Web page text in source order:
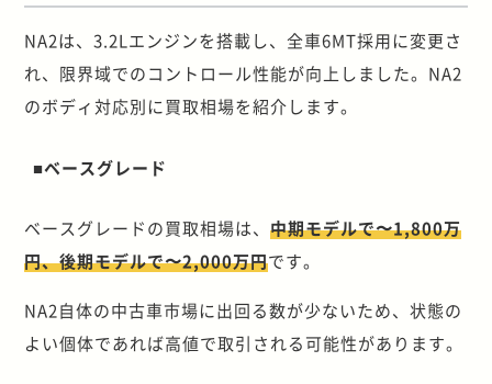
NA2は、3.2Lエンジンを搭載し、全車6MT採用に変更さ
れ、限界域でのコントロール性能が向上しました。NA2
のボディ対応別に買取相場を紹介します。
■ベースグレード
ベースグレードの買取相場は、中期モデルで〜1,800万
円、後期モデルで〜2,000万円です。
NA2自体の中古車市場に出回る数が少ないため、状態の
よい個体であれば高値で取引される可能性があります。